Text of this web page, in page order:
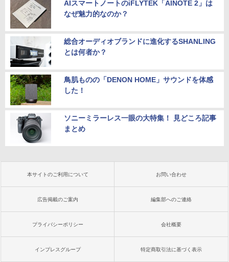
AIスマートノートのiFLYTEK「AINOTE 2」は
なぜ魅力的なのか？
総合オーディオブランドに進化するSHANLING
とは何者か？
鳥肌ものの「DENON HOME」サウンドを体感
した！
ソニーミラーレス一眼の大特集！ 見どころ記事
まとめ
本サイトのご利用について お問い合わせ
広告掲載のご案内 編集部へのご連絡
プライバシーポリシー 会社概要
インプレスグループ 特定商取引法に基づく表示